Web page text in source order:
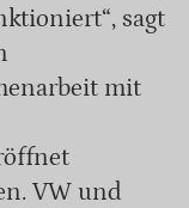
sagt
mit
VW und